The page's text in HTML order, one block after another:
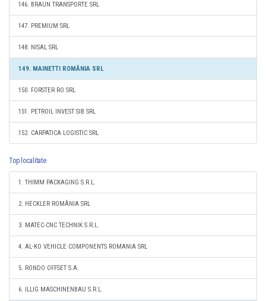
146. BRAUN TRANSPORTE SRL
147. PREMIUM SRL
148. NISAL SRL
149. MAINETTI ROMÂNIA SRL
150. FORSTER RO SRL
151. PETROIL INVEST SIB SRL
152. CARPATICA LOGISTIC SRL
Top localitate
1. THIMM PACKAGING S.R.L.
2. HECKLER ROMÂNIA SRL
3. MATEC-CNC TECHNIK S.R.L.
4. AL-KO VEHICLE COMPONENTS ROMANIA SRL
5. RONDO OFFSET S.A.
6. ILLIG MASCHINENBAU S.R.L.